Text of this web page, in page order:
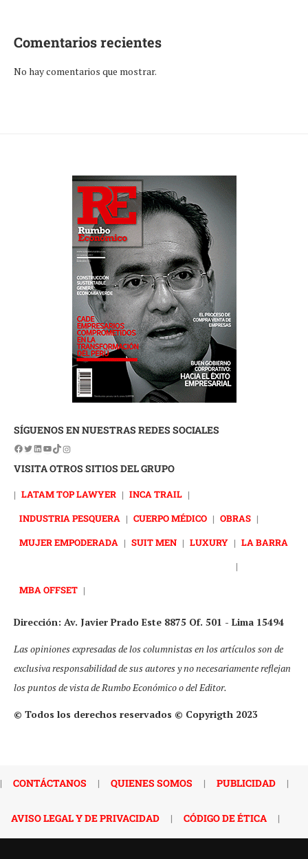
Comentarios recientes
No hay comentarios que mostrar.
SÍGUENOS EN NUESTRAS REDES SOCIALES
VISITA OTROS SITIOS DEL GRUPO
| LATAM TOP LAWYER | INCA TRAIL |
INDUSTRIA PESQUERA | CUERPO MÉDICO | OBRAS |
MUJER EMPODERADA | SUIT MEN | LUXURY | LA BARRA
|
MBA OFFSET |
Dirección: Av. Javier Prado Este 8875 Of. 501 - Lima 15494
Las opiniones expresadas de los columnistas en los artículos son de
exclusiva responsabilidad de sus autores y no necesariamente reflejan
los puntos de vista de Rumbo Económico o del Editor.
© Todos los derechos reservados © Copyrigth 2023
| CONTÁCTANOS | QUIENES SOMOS | PUBLICIDAD |
AVISO LEGAL Y DE PRIVACIDAD | CÓDIGO DE ÉTICA |